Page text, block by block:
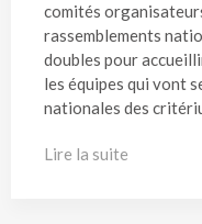
comités
rassemblements
doubles pour
les équipes qui vont
nationales des
Lire la suite